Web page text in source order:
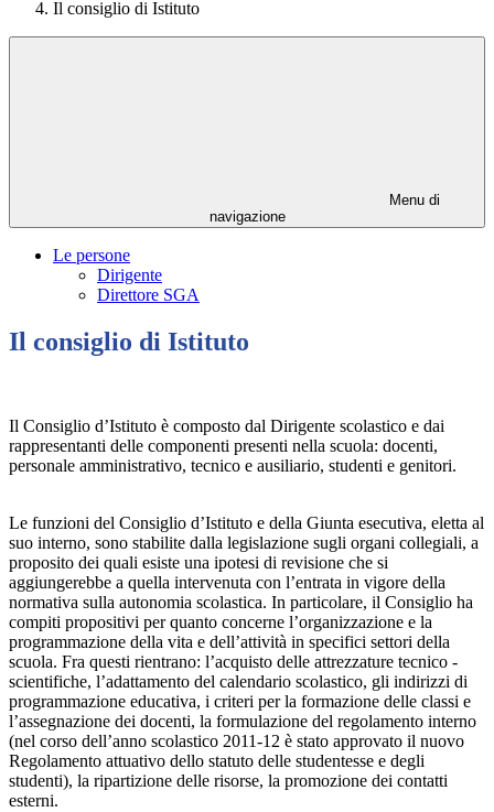
Il consiglio di Istituto
Menu di
navigazione
Le persone
Dirigente
Direttore SGA
Il consiglio di Istituto
Il Consiglio d’Istituto è composto dal Dirigente scolastico e dai
rappresentanti delle componenti presenti nella scuola: docenti,
personale amministrativo, tecnico e ausiliario, studenti e genitori.
Le funzioni del Consiglio d’Istituto e della Giunta esecutiva, eletta al
suo interno, sono stabilite dalla legislazione sugli organi collegiali, a
proposito dei quali esiste una ipotesi di revisione che si
aggiungerebbe a quella intervenuta con l’entrata in vigore della
normativa sulla autonomia scolastica. In particolare, il Consiglio ha
compiti propositivi per quanto concerne l’organizzazione e la
programmazione della vita e dell’attività in specifici settori della
scuola. Fra questi rientrano: l’acquisto delle attrezzature tecnico -
scientifiche, l’adattamento del calendario scolastico, gli indirizzi di
programmazione educativa, i criteri per la formazione delle classi e
l’assegnazione dei docenti, la formulazione del regolamento interno
(nel corso dell’anno scolastico 2011-12 è stato approvato il nuovo
Regolamento attuativo dello statuto delle studentesse e degli
studenti), la ripartizione delle risorse, la promozione dei contatti
esterni.